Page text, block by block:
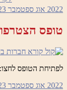
2022 אוג ספטמבר 2023
טופס
לפתיחת הטופס לחצו:
2022 אוג ספטמבר 2023